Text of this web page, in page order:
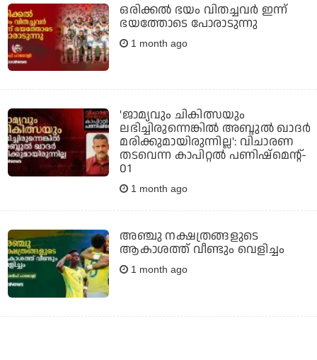
ഒരിക്കല്‍ ഭയം വിതച്ചവര്‍ ഇന്ന്
ഭയത്തോടെ പോരാടുന്നു
1 month ago
'ജാമ്യവും ചികിത്സയും
ലഭിച്ചിരുന്നെങ്കിൽ അബ്ദുല്‍ ഖാദർ
മരിക്കുമായിരുന്നില്ല': വിചാരണ
തടവെന്ന കാപിറ്റല്‍ പണിഷ്‌മെന്റ്-
01
1 month ago
അഞ്ചു നക്ഷത്രങ്ങളുടെ
ആകാശത്ത് വീണ്ടും വെളിച്ചം
1 month ago